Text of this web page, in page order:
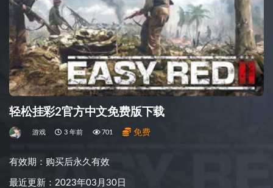
轻松挂彩2官方中文免费版下载
游戏 3 年前 701 免费
有效期：购买后永久有效
最近更新：2023年03月30日